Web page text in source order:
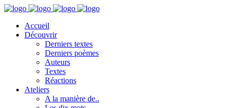
Accueil
Découvrir
Derniers textes
Derniers poèmes
Auteurs
Textes
Réactions
Ateliers
A la manière de..